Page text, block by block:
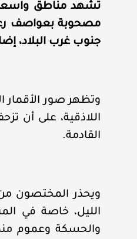
تشهد مناطق واسعة
مصحوبة بعواصف
جنوب غرب البلاد،
وتظهر صور الأقمار
اللاذقية، على أن
القادمة.
ويحذر المختصون
الليل، خاصة في
والحسكة وعموم